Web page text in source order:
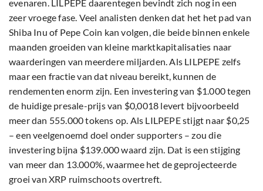
evenaren. LILPEPE daarentegen bevindt zich nog in een
zeer vroege fase. Veel analisten denken dat het het pad van
Shiba Inu of Pepe Coin kan volgen, die beide binnen enkele
maanden groeiden van kleine marktkapitalisaties naar
waarderingen van meerdere miljarden. Als LILPEPE zelfs
maar een fractie van dat niveau bereikt, kunnen de
rendementen enorm zijn. Een investering van $1.000 tegen
de huidige presale-prijs van $0,0018 levert bijvoorbeeld
meer dan 555.000 tokens op. Als LILPEPE stijgt naar $0,25
– een veelgenoemd doel onder supporters – zou die
investering bijna $139.000 waard zijn. Dat is een stijging
van meer dan 13.000%, waarmee het de geprojecteerde
groei van XRP ruimschoots overtreft.